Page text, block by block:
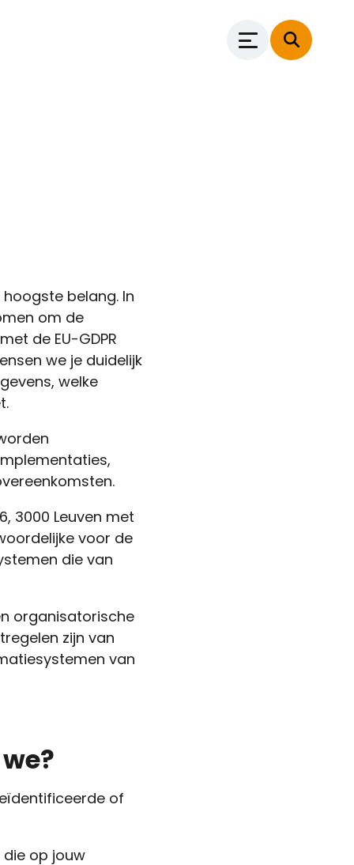
belang. In
om de
de EU-GDPR
we je duidelijk
welke
3000 Leuven met
voor de
die van
organisatorische
zijn van
van
of
die op jouw